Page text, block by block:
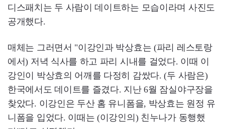
디스패치는 두 사람이 데이트하는 모습이라며 사진도
공개했다.
매체는 그러면서 "이강인과 박상효는 (파리 레스토랑
에서) 저녁 식사를 하고 파리 시내를 걸었다. 이때 이
강인이 박상효의 어깨를 다정히 감쌌다. (두 사람은)
한국에서도 데이트를 즐겼다. 지난 6월 잠실야구장을
찾았다. 이강인은 두산 홈 유니폼을, 박상효는 원정 유
니폼을 입었다. 이때는 (이강인의) 친누나가 동행했